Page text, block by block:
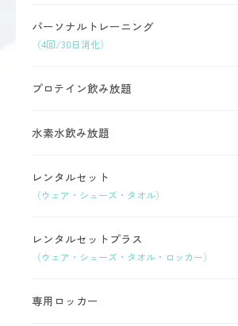
パーソナルトレーニング
（4回/30日消化）
プロテイン飲み放題
水素水飲み放題
レンタルセット
（ウェア・シューズ・タオル）
レンタルセットプラス
（ウェア・シューズ・タオル・ロッカー）
専用ロッカー